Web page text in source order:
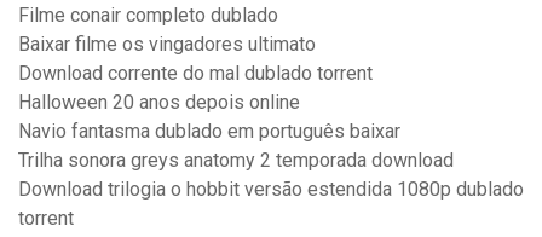
Filme conair completo dublado
Baixar filme os vingadores ultimato
Download corrente do mal dublado torrent
Halloween 20 anos depois online
Navio fantasma dublado em português baixar
Trilha sonora greys anatomy 2 temporada download
Download trilogia o hobbit versão estendida 1080p dublado
torrent